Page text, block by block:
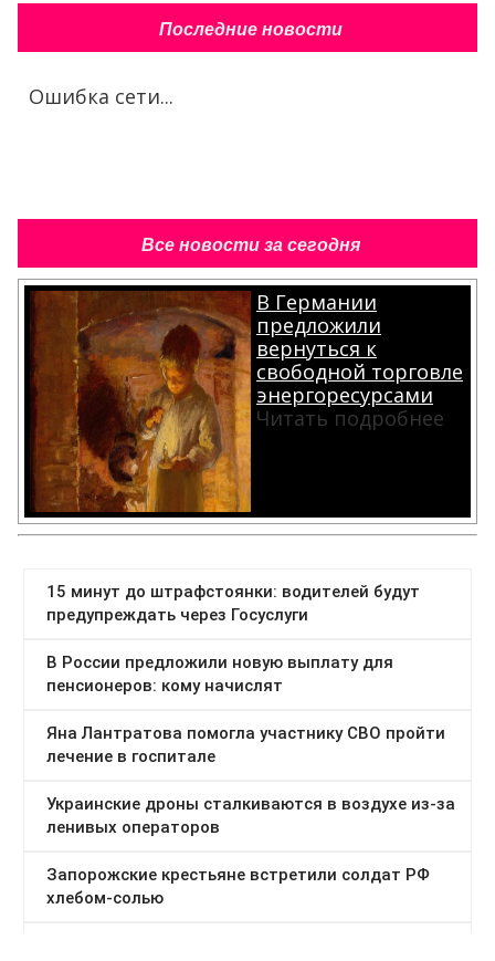
Последние новости
Ошибка сети...
Все новости за сегодня
В Германии
предложили
вернуться к
свободной торговле
энергоресурсами
Читать подробнее